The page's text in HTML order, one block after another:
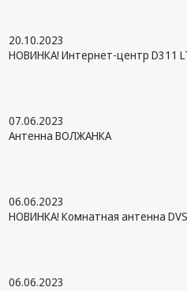
20.10.2023
НОВИНКА! Интернет-центр D311
07.06.2023
Антенна ВОЛЖАНКА
06.06.2023
НОВИНКА! Комнатная антенна
06.06.2023